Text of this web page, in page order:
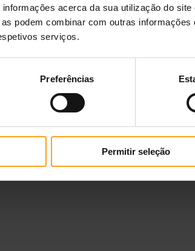
informações acerca da sua utilização do
podem combinar com outras
serviços.
Preferências
Permitir seleção
Cão
€
Alimento húmido para Cão
395 g—6,42 €